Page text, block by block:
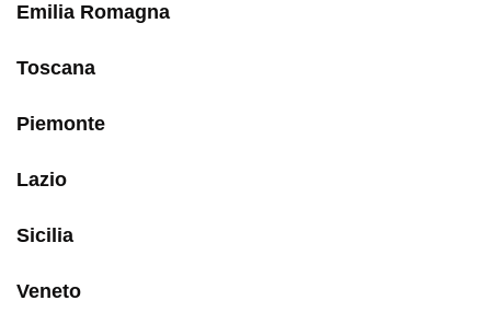
Emilia Romagna
Toscana
Piemonte
Lazio
Sicilia
Veneto